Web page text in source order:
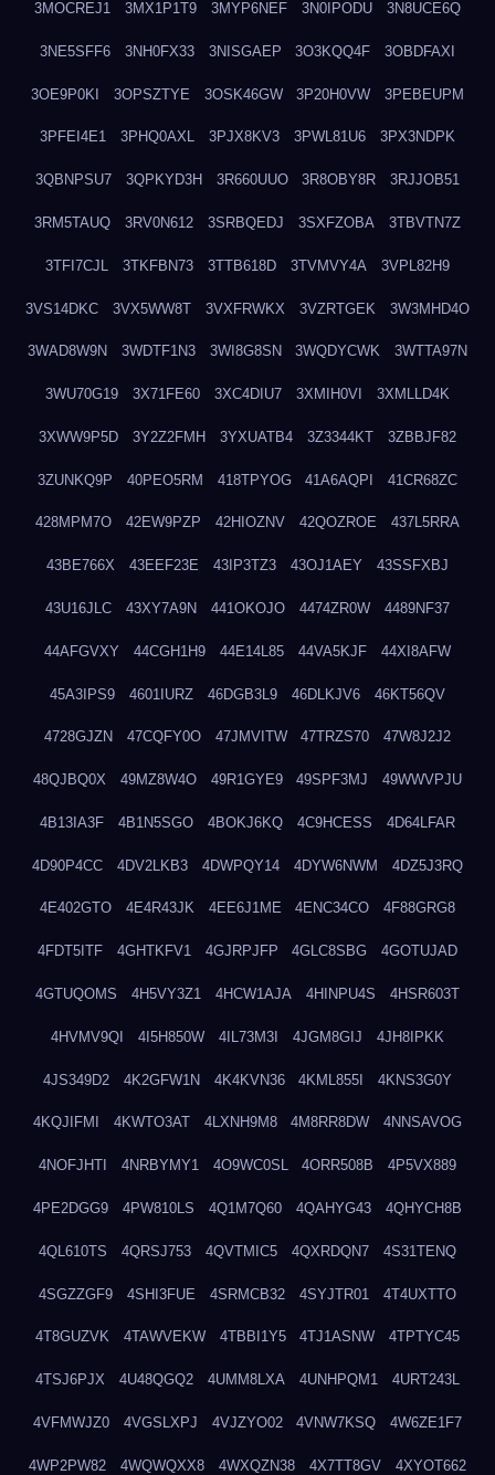
3MOCREJ1 3MX1P1T9 3MYP6NEF 3N0IPODU 3N8UCE6Q
3NE5SFF6 3NH0FX33 3NISGAEP 3O3KQQ4F 3OBDFAXI
3OE9P0KI 3OPSZTYE 3OSK46GW 3P20H0VW 3PEBEUPM
3PFEI4E1 3PHQ0AXL 3PJX8KV3 3PWL81U6 3PX3NDPK
3QBNPSU7 3QPKYD3H 3R660UUO 3R8OBY8R 3RJJOB51
3RM5TAUQ 3RV0N612 3SRBQEDJ 3SXFZOBA 3TBVTN7Z
3TFI7CJL 3TKFBN73 3TTB618D 3TVMVY4A 3VPL82H9
3VS14DKC 3VX5WW8T 3VXFRWKX 3VZRTGEK 3W3MHD4O
3WAD8W9N 3WDTF1N3 3WI8G8SN 3WQDYCWK 3WTTA97N
3WU70G19 3X71FE60 3XC4DIU7 3XMIH0VI 3XMLLD4K
3XWW9P5D 3Y2Z2FMH 3YXUATB4 3Z3344KT 3ZBBJF82
3ZUNKQ9P 40PEO5RM 418TPYOG 41A6AQPI 41CR68ZC
428MPM7O 42EW9PZP 42HIOZNV 42QOZROE 437L5RRA
43BE766X 43EEF23E 43IP3TZ3 43OJ1AEY 43SSFXBJ
43U16JLC 43XY7A9N 441OKOJO 4474ZR0W 4489NF37
44AFGVXY 44CGH1H9 44E14L85 44VA5KJF 44XI8AFW
45A3IPS9 4601IURZ 46DGB3L9 46DLKJV6 46KT56QV
4728GJZN 47CQFY0O 47JMVITW 47TRZS70 47W8J2J2
48QJBQ0X 49MZ8W4O 49R1GYE9 49SPF3MJ 49WWVPJU
4B13IA3F 4B1N5SGO 4BOKJ6KQ 4C9HCESS 4D64LFAR
4D90P4CC 4DV2LKB3 4DWPQY14 4DYW6NWM 4DZ5J3RQ
4E402GTO 4E4R43JK 4EE6J1ME 4ENC34CO 4F88GRG8
4FDT5ITF 4GHTKFV1 4GJRPJFP 4GLC8SBG 4GOTUJAD
4GTUQOMS 4H5VY3Z1 4HCW1AJA 4HINPU4S 4HSR603T
4HVMV9QI 4I5H850W 4IL73M3I 4JGM8GIJ 4JH8IPKK
4JS349D2 4K2GFW1N 4K4KVN36 4KML855I 4KNS3G0Y
4KQJIFMI 4KWTO3AT 4LXNH9M8 4M8RR8DW 4NNSAVOG
4NOFJHTI 4NRBYMY1 4O9WC0SL 4ORR508B 4P5VX889
4PE2DGG9 4PW810LS 4Q1M7Q60 4QAHYG43 4QHYCH8B
4QL610TS 4QRSJ753 4QVTMIC5 4QXRDQN7 4S31TENQ
4SGZZGF9 4SHI3FUE 4SRMCB32 4SYJTR01 4T4UXTTO
4T8GUZVK 4TAWVEKW 4TBBI1Y5 4TJ1ASNW 4TPTYC45
4TSJ6PJX 4U48QGQ2 4UMM8LXA 4UNHPQM1 4URT243L
4VFMWJZ0 4VGSLXPJ 4VJZYO02 4VNW7KSQ 4W6ZE1F7
4WP2PW82 4WQWQXX8 4WXQZN38 4X7TT8GV 4XYOT662